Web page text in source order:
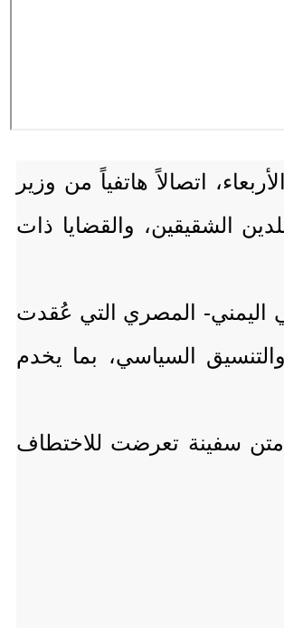
اتصالاً هاتفياً من وزير
الشقيقين، والقضايا ذات
اليمني- المصري التي عُقدت
السياسي، بما يخدم
متن سفينة تعرضت للاختطاف